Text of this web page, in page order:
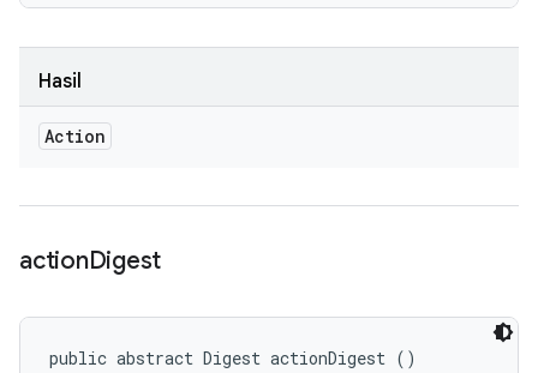
Hasil
Action
actionDigest
public abstract Digest actionDigest ()